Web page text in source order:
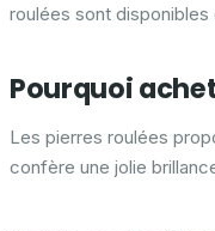
roulées sont
Pourquoi
Les pierres roulées
confère une jolie